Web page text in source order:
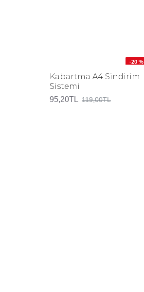
-20 %
Kabartma A4 Sindirim
Sistemi
95,20TL 119,00TL